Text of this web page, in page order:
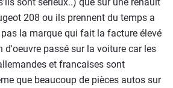
208 ou ils prennent du temps a
la marque qui fait la facture élevé
d'oeuvre passé sur la voiture car les
et francaises sont
que beaucoup de pièces autos sur